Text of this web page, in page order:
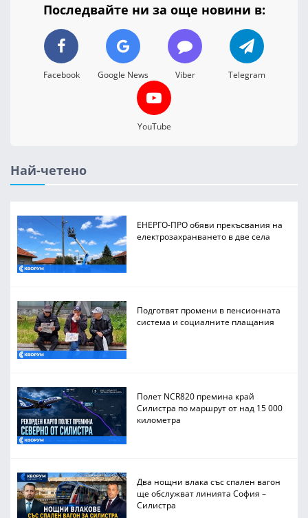
Последвайте ни за още новини в:
Facebook Google News Viber Telegram
YouTube
Най-четено
ЕНЕРГО-ПРО обяви прекъсвания на
електрозахранването в две села
Подготвят промени в пенсионната
система и социалните плащания
Полет NCR820 премина край
Силистра по маршрут от над 15 000
километра
Два нощни влака със спален вагон
ще обслужват линията София –
Силистра